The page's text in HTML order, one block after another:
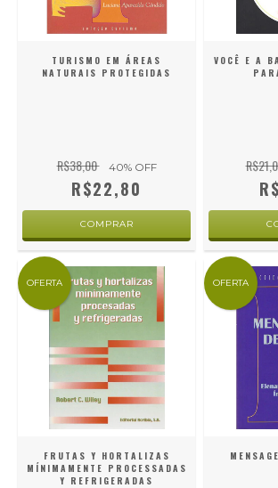
TURISMO EM ÁREAS
NATURAIS PROTEGIDAS
R$38,00 40% OFF
R$22,80
VOCÊ E A
OFERTA
FRUTAS Y HORTALIZAS
MÍNIMAMENTE PROCESSADAS
Y REFRIGERADAS
OFERTA